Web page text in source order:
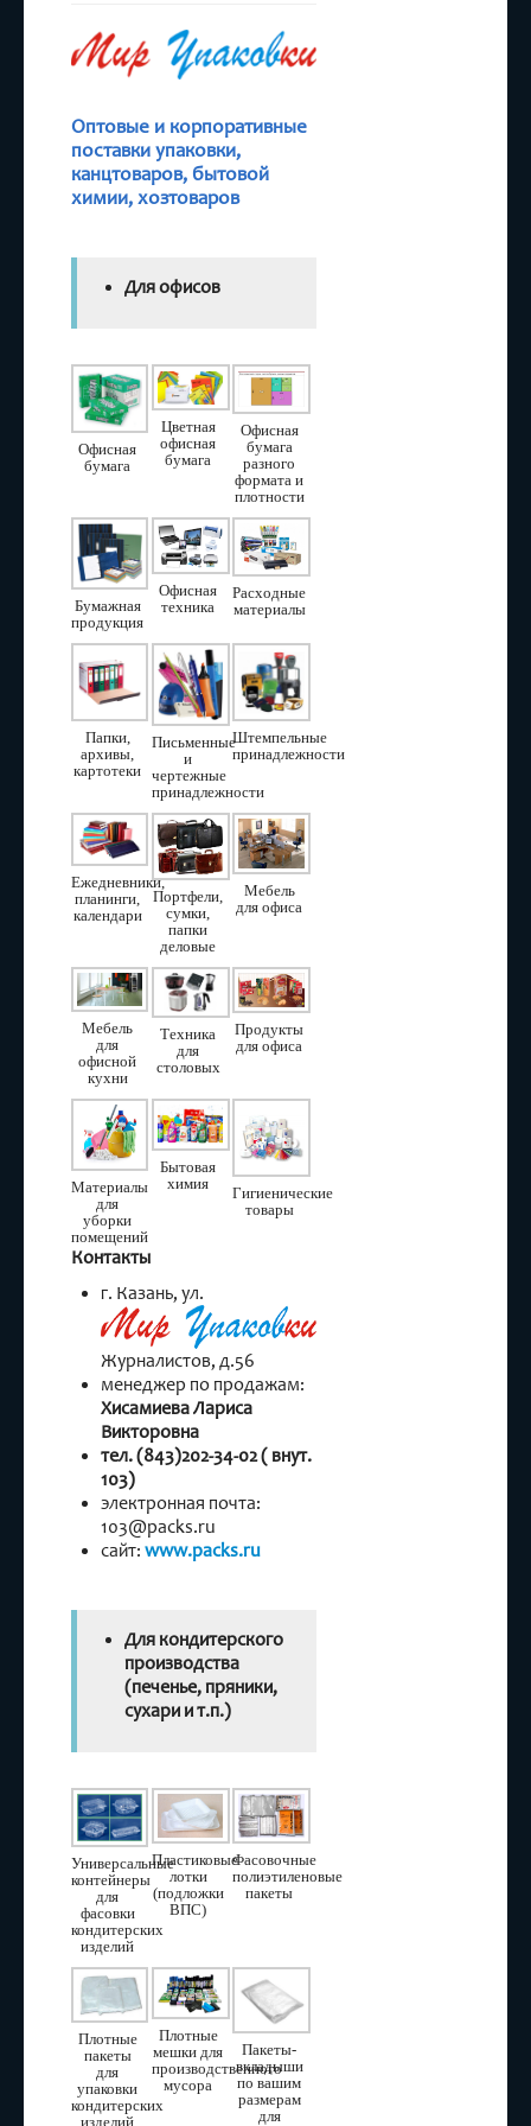
химия
Канцтовары,
Медицинские
Упаковка ,
Хозтовары
Оптовые и корпоративные
поставки упаковки,
канцтоваров, бытовой
химии, хозтоваров
Для офисов
Офисная
бумага
Цветная
офисная
бумага
Офисная
бумага
разного
формата и
плотности
Бумажная
продукция
Офисная
техника
Расходные
материалы
Папки,
архивы,
картотеки
Письменные
и
чертежные
принадлежности
Штемпельные
принадлежности
Ежедневники,
планинги,
календари
Портфели,
сумки,
папки
деловые
Мебель
для офиса
Мебель
для
офисной
кухни
Техника
для
столовых
Продукты
для офиса
Материалы
для
уборки
помещений
Бытовая
химия
Гигиенические
товары
Контакты
г. Казань, ул.
Журналистов, д.56
менеджер по продажам:
Хисамиева Лариса
Викторовна
тел. (843)202-34-02 ( внут.
103)
электронная почта:
103@packs.ru
сайт: www.packs.ru
Для кондитерского
производства
(печенье, пряники,
сухари и т.п.)
Универсальные
контейнеры
для
фасовки
кондитерских
изделий
Пластиковые
лотки
(подложки
ВПС)
Фасовочные
полиэтиленовые
пакеты
Плотные
пакеты
для
упаковки
кондитерских
изделий
Плотные
мешки для
производственного
мусора
Пакеты-
вкладыши
по вашим
размерам
для